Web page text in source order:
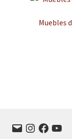
Muebles
Correo
electrónico
Instagram
Facebook